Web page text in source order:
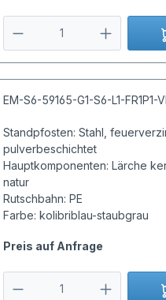
EM-S6-59165-G1-S6-L1-FR1P1-
Standpfosten: Stahl,
pulverbeschichtet
Hauptkomponenten: Lärche
natur
Rutschbahn: PE
Farbe: kolibriblau-staubgrau
Preis auf Anfrage